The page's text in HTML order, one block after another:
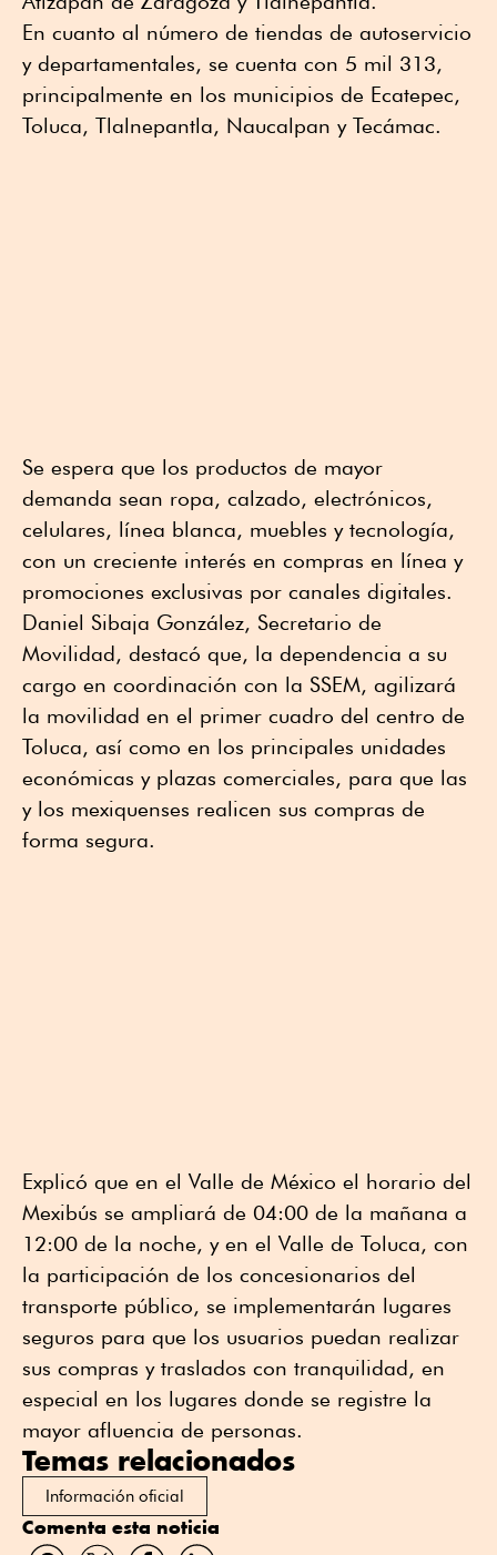
En cuanto al número de tiendas de autoservicio
y departamentales, se cuenta con 5 mil 313,
principalmente en los municipios de Ecatepec,
Toluca, Tlalnepantla, Naucalpan y Tecámac.
Se espera que los productos de mayor
demanda sean ropa, calzado, electrónicos,
celulares, línea blanca, muebles y tecnología,
con un creciente interés en compras en línea y
promociones exclusivas por canales digitales.
Daniel Sibaja González, Secretario de
Movilidad, destacó que, la dependencia a su
cargo en coordinación con la SSEM, agilizará
la movilidad en el primer cuadro del centro de
Toluca, así como en los principales unidades
económicas y plazas comerciales, para que las
y los mexiquenses realicen sus compras de
forma segura.
Explicó que en el Valle de México el horario del
Mexibús se ampliará de 04:00 de la mañana a
12:00 de la noche, y en el Valle de Toluca, con
la participación de los concesionarios del
transporte público, se implementarán lugares
seguros para que los usuarios puedan realizar
sus compras y traslados con tranquilidad, en
especial en los lugares donde se registre la
mayor afluencia de personas.
Temas relacionados
Información oficial
Comenta esta noticia